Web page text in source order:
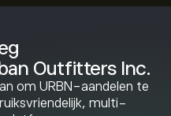
Outfitters Inc.
om URBN-aandelen te
multi-